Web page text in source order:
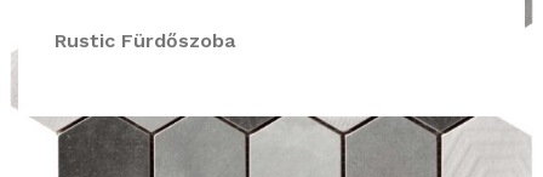
Rustic Fürdőszoba